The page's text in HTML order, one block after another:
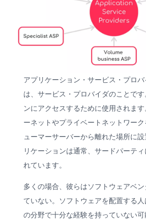
アプリケーション・サービス・プロバ
は、サービス・プロバイダのことで
ンにアクセスするために使用されま
ーネットやプライベートネットワー
ューマーサーバーから離れた場所に
リケーションは通常、サードパーテ
れています。
多くの場合、彼らはソフトウェアベ
ていない。ソフトウェアを配置する
の分野で十分な経験を持っていない可